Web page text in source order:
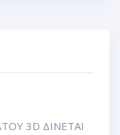
3D ΔΙΝΕΤΑΙ